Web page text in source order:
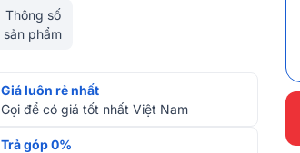
Thông số
sản phẩm
Giá luôn rẻ nhất
Gọi để có giá tốt nhất Việt Nam
Trả góp 0%